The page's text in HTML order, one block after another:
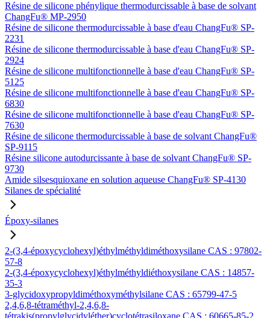
Résine de silicone phénylique thermodurcissable à base de solvant
ChangFu® MP-2950
Résine de silicone thermodurcissable à base d'eau ChangFu® SP-
2231
Résine de silicone thermodurcissable à base d'eau ChangFu® SP-
2924
Résine de silicone multifonctionnelle à base d'eau ChangFu® SP-
5125
Résine de silicone multifonctionnelle à base d'eau ChangFu® SP-
6830
Résine de silicone multifonctionnelle à base d'eau ChangFu® SP-
7630
Résine de silicone thermodurcissable à base de solvant ChangFu®
SP-9115
Résine silicone autodurcissante à base de solvant ChangFu® SP-
9730
Amide silsesquioxane en solution aqueuse ChangFu® SP-4130
Silanes de spécialité
Époxy-silanes
2-(3,4-époxycyclohexyl)éthylméthyldiméthoxysilane CAS : 97802-
57-8
2-(3,4-époxycyclohexyl)éthylméthyldiéthoxysilane CAS : 14857-
35-3
3-glycidoxypropyldiméthoxyméthylsilane CAS : 65799-47-5
2,4,6,8-tétraméthyl-2,4,6,8-
tétrakis(propylglycidyléther)cyclotétrasiloxane CAS : 60665-85-2